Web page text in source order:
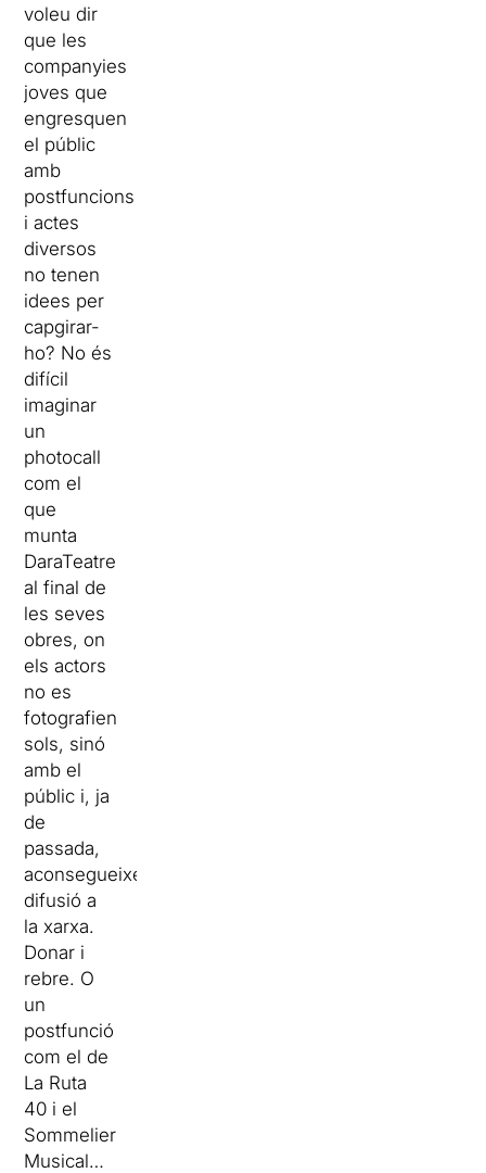
voleu dir
que les
companyies
joves que
engresquen
el públic
amb
postfuncions
i actes
diversos
no tenen
idees per
capgirar-
ho? No és
difícil
imaginar
un
photocall
com el
que
munta
DaraTeatre
al final de
les seves
obres, on
els actors
no es
fotografien
sols, sinó
amb el
públic i, ja
de
passada,
aconsegueixen
difusió a
la xarxa.
Donar i
rebre. O
un
postfunció
com el de
La Ruta
40 i el
Sommelier
Musical…